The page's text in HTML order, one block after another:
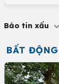
Báo tin xấu
BẤT